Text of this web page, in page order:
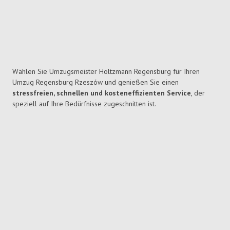
Wählen Sie Umzugsmeister Holtzmann Regensburg für Ihren
Umzug Regensburg Rzeszów und genießen Sie einen
stressfreien, schnellen und kosteneffizienten Service, der
speziell auf Ihre Bedürfnisse zugeschnitten ist.